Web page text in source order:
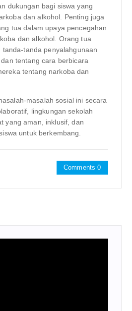
dukungan bagi siswa yang
dan alkohol. Penting juga
tua dalam upaya pencegahan
dan alkohol. Orang tua
tanda-tanda penyalahgunaan
tentang cara berbicara
tentang narkoba dan
masalah sosial ini secara
lingkungan sekolah
yang aman, inklusif, dan
untuk berkembang.
Comments 0